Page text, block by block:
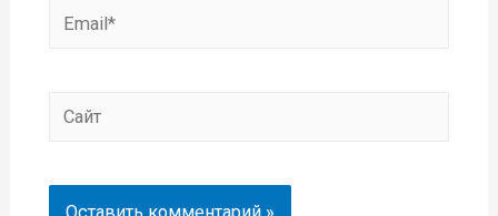
Email*
Сайт